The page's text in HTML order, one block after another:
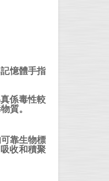
憶體手指
係毒性較
質。
靠生物標
收和積聚